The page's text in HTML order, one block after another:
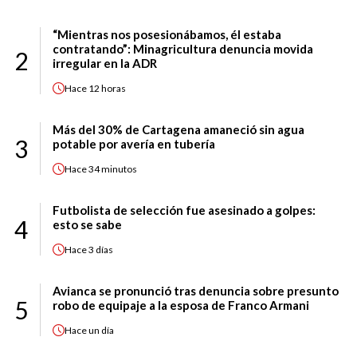
2
“Mientras nos posesionábamos, él estaba
contratando”: Minagricultura denuncia movida
irregular en la ADR
Hace 12 horas
3
Más del 30% de Cartagena amaneció sin agua
potable por avería en tubería
Hace34 minutos
4
Futbolista de selección fue asesinado a golpes:
esto se sabe
Hace3 días
5
Avianca se pronunció tras denuncia sobre presunto
robo de equipaje a la esposa de Franco Armani
Haceun día